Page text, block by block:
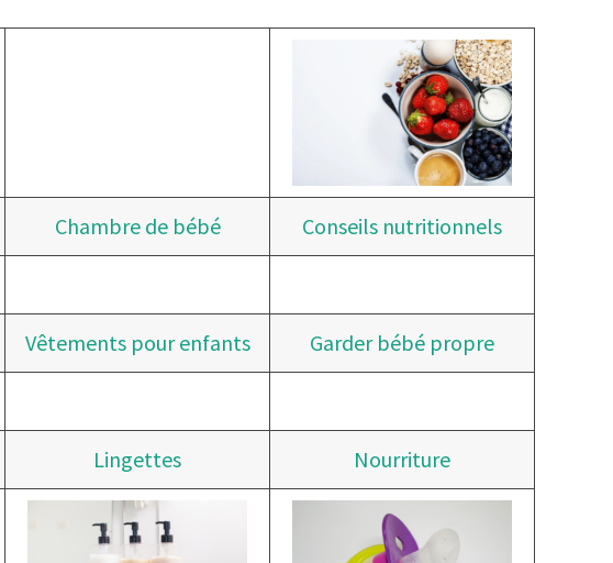
Chambre de bébé Conseils nutritionnels
Vêtements pour enfants Garder bébé propre
Lingettes Nourriture